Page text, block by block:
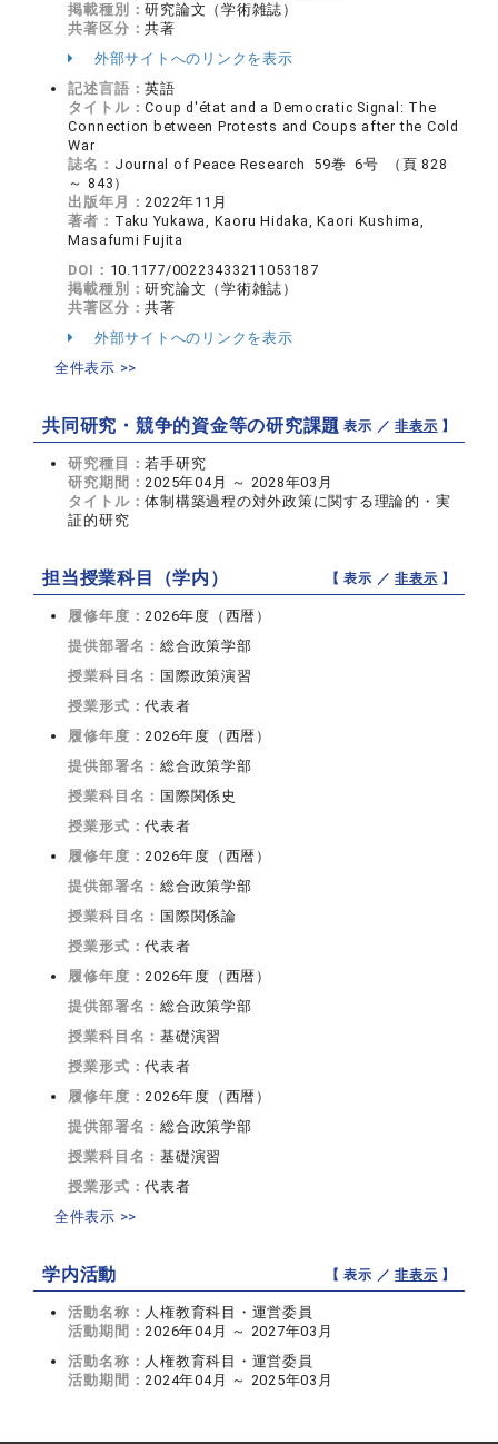
掲載種別：研究論文（学術雑誌）
共著区分：共著
外部サイトへのリンクを表示
記述言語：英語
タイトル：Coup d'état and a Democratic Signal: The
Connection between Protests and Coups after the Cold
War
誌名： Journal of Peace Research 59巻 6号 （頁 828
～ 843）
出版年月：2022年11月
著者： Taku Yukawa, Kaoru Hidaka, Kaori Kushima,
Masafumi Fujita
DOI： 10.1177/00223433211053187
掲載種別：研究論文（学術雑誌）
共著区分：共著
外部サイトへのリンクを表示
全件表示 >>
共同研究・競争的資金等の研究課題【 表示 ／非表示 】
研究種目：若手研究
研究期間：2025年04月 ～ 2028年03月
タイトル：体制構築過程の対外政策に関する理論的・実
証的研究
担当授業科目（学内） 【 表示 ／非表示 】
履修年度：2026年度（西暦）
提供部署名：総合政策学部
授業科目名： 国際政策演習
授業形式：代表者
履修年度：2026年度（西暦）
提供部署名：総合政策学部
授業科目名： 国際関係史
授業形式：代表者
履修年度：2026年度（西暦）
提供部署名：総合政策学部
授業科目名： 国際関係論
授業形式：代表者
履修年度：2026年度（西暦）
提供部署名：総合政策学部
授業科目名：基礎演習
授業形式：代表者
履修年度：2026年度（西暦）
提供部署名：総合政策学部
授業科目名：基礎演習
授業形式：代表者
全件表示 >>
学内活動 【 表示 ／非表示 】
活動名称： 人権教育科目・運営委員
活動期間：2026年04月 ～ 2027年03月
活動名称： 人権教育科目・運営委員
活動期間：2024年04月 ～ 2025年03月